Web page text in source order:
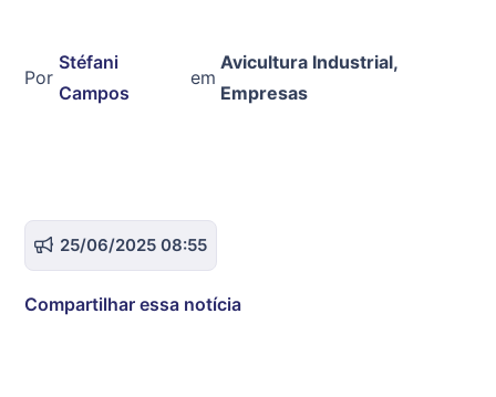
Por
Stéfani
Campos
em
Avicultura Industrial,
Empresas
25/06/2025 08:55
Compartilhar essa notícia